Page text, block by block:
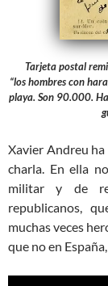
Tarjeta postal
“los hombres con
playa. Son 90.000.
Xavier Andreu
charla. En ella
militar y de
republicanos,
muchas veces
que no en